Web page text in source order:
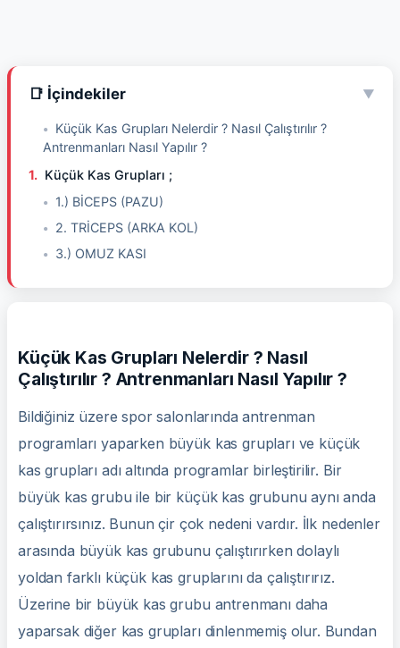
📑 İçindekiler ▼
Küçük Kas Grupları Nelerdir ? Nasıl Çalıştırılır ?
Antrenmanları Nasıl Yapılır ?
Küçük Kas Grupları ;
1.) BİCEPS (PAZU)
2. TRİCEPS (ARKA KOL)
3.) OMUZ KASI
Küçük Kas Grupları Nelerdir ? Nasıl
Çalıştırılır ? Antrenmanları Nasıl Yapılır ?
Bildiğiniz üzere spor salonlarında antrenman
programları yaparken büyük kas grupları ve küçük
kas grupları adı altında programlar birleştirilir. Bir
büyük kas grubu ile bir küçük kas grubunu aynı anda
çalıştırırsınız. Bunun çir çok nedeni vardır. İlk nedenler
arasında büyük kas grubunu çalıştırırken dolaylı
yoldan farklı küçük kas gruplarını da çalıştırırız.
Üzerine bir büyük kas grubu antrenmanı daha
yaparsak diğer kas grupları dinlenmemiş olur. Bundan